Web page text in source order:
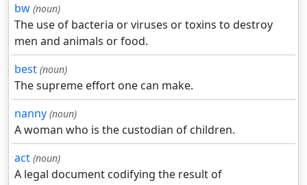
bw (noun)
The use of bacteria or viruses or toxins to destroy
men and animals or food.
best (noun)
The supreme effort one can make.
nanny (noun)
A woman who is the custodian of children.
act (noun)
A legal document codifying the result of